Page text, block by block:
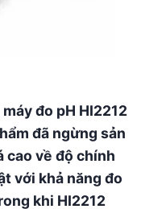
đo pH HI2212
đã ngừng sản
cao về độ chính
với khả năng đo
khi HI2212